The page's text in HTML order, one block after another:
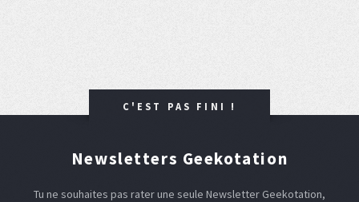
C'EST PAS FINI !
Newsletters Geekotation
Tu ne souhaites pas rater une seule Newsletter Geekotation,